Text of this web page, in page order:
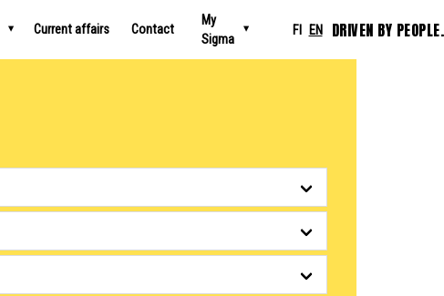
Current affairs Contact
My
Sigma
FI EN DRIVEN BY PEOPLE.